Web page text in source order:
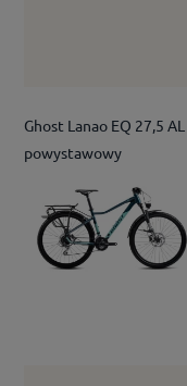
Ghost Lanao EQ 27,5
powystawowy